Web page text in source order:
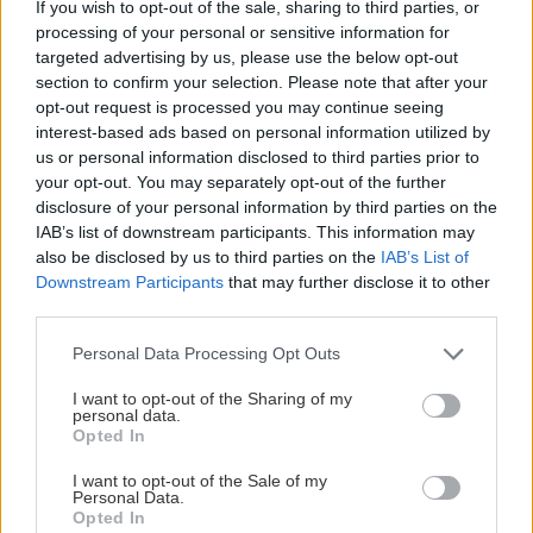
If you wish to opt-out of the sale, sharing to third parties, or
processing of your personal or sensitive information for
targeted advertising by us, please use the below opt-out
section to confirm your selection. Please note that after your
opt-out request is processed you may continue seeing
interest-based ads based on personal information utilized by
us or personal information disclosed to third parties prior to
your opt-out. You may separately opt-out of the further
disclosure of your personal information by third parties on the
IAB’s list of downstream participants. This information may
also be disclosed by us to third parties on the IAB’s List of
Downstream Participants that may further disclose it to other
Please note that this website/app uses one or more Google
not limited to your visit or usage behaviour. You may click to
grant or deny consent to Google and its third-party tags to
use your data for below specified purposes in below Google
consent section.
Personal Data Processing Opt Outs
I want to opt-out of the Sharing of my
personal data.
Opted In
I want to opt-out of the Sale of my
Personal Data.
Opted In
ξεκινήσετε με σούπα ψητής κολοκύθας,
καρπάτσιο αστακού με κολίανδρο και κριτσίνι
μελιού, σαλάτα με καραβίδες και αρωματικά, θα
συνεχίσετε με καλκάνι με ψητό σέλινο, πράσο και
αυγολέμονο με χειμωνιάτικη τρούφα και φιλέτο
από μοσχαράκι γάλακτος, πατάτες με κυδώνι,
σπαράγγια και σάλτσα από μαυροδάφνη (τιμή:
210€).
Τα... Low Cost
Kitchen Bar στην Μαρίνα Ζέας
4522338), το πρωτοχρονιάτικο μενού θα
περιλαμβάνει βελουτέ αστακού με ξύσμα
αυγοτάραχου, ραβιόλια γεμιστά με φουά γκρα,
μενταγιόν μοσχαρίσιου φιλέτου με πουρέ,